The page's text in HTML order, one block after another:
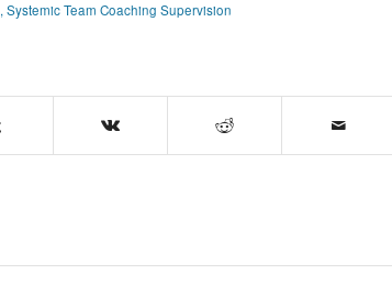
,Systemic Team Coaching Supervision